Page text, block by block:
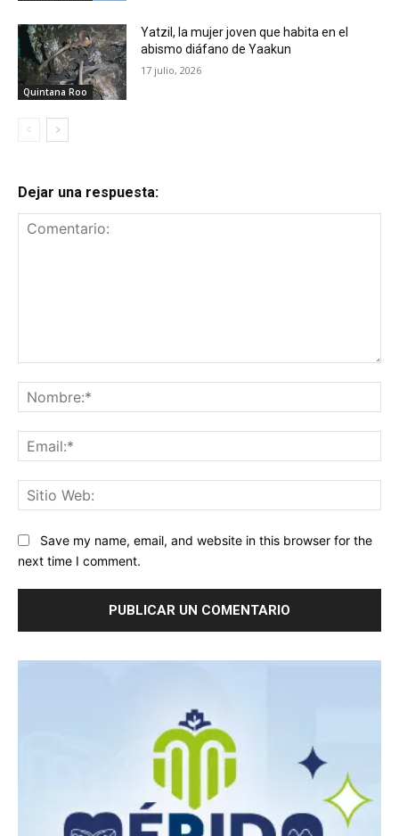
Quintana Roo
Yatzil, la mujer joven que habita en el
abismo diáfano de Yaakun
17 julio, 2026
Dejar una respuesta:
Save my name, email, and website in this browser for the
next time I comment.